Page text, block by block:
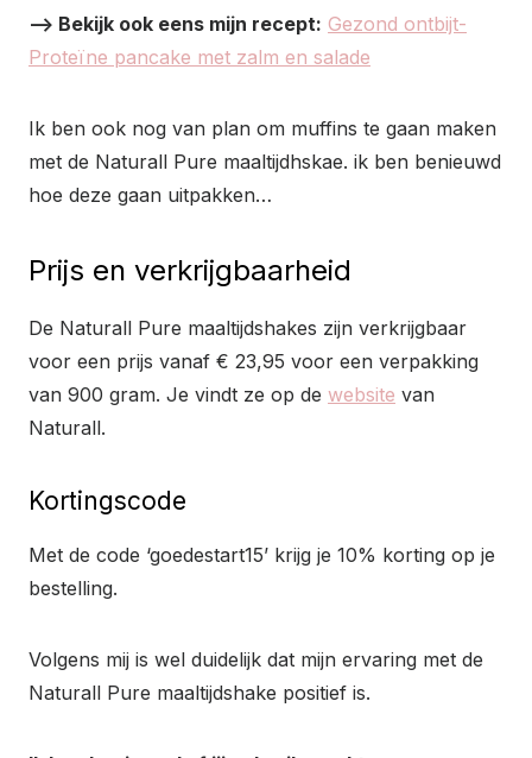
–> Bekijk ook eens mijn recept: Gezond ontbijt-
Proteïne pancake met zalm en salade
Ik ben ook nog van plan om muffins te gaan maken
met de Naturall Pure maaltijdhskae. ik ben benieuwd
hoe deze gaan uitpakken…
Prijs en verkrijgbaarheid
De Naturall Pure maaltijdshakes zijn verkrijgbaar
voor een prijs vanaf € 23,95 voor een verpakking
van 900 gram. Je vindt ze op de website van
Naturall.
Kortingscode
Met de code ‘goedestart15’ krijg je 10% korting op je
bestelling.
Volgens mij is wel duidelijk dat mijn ervaring met de
Naturall Pure maaltijdshake positief is.